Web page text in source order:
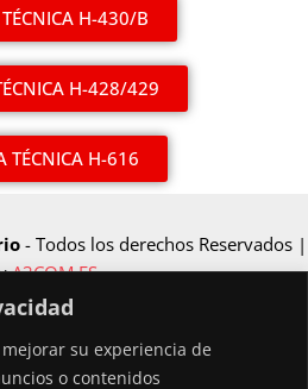
su experiencia de
o contenidos
H-430/B
H-428/429
TÉCNICA H-616
- Todos los derechos Reservados |
A3COM.ES
la Unión Europea –